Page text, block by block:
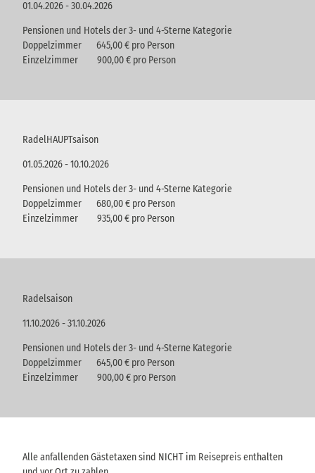
01.04.2026 - 30.04.2026
Pensionen und Hotels der 3- und 4-Sterne Kategorie
Doppelzimmer 645,00 € pro Person
Einzelzimmer 900,00 € pro Person
RadelHAUPTsaison
01.05.2026 - 10.10.2026
Pensionen und Hotels der 3- und 4-Sterne Kategorie
Doppelzimmer 680,00 € pro Person
Einzelzimmer 935,00 € pro Person
Radelsaison
11.10.2026 - 31.10.2026
Pensionen und Hotels der 3- und 4-Sterne Kategorie
Doppelzimmer 645,00 € pro Person
Einzelzimmer 900,00 € pro Person
Alle anfallenden Gästetaxen sind NICHT im Reisepreis enthalten